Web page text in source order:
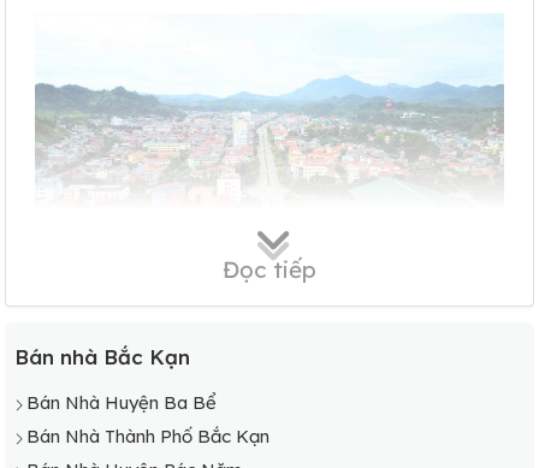
Loại hình biệt thự nghỉ dưỡng chỉ thực sự phát triển ở
những khu vực có nhiều thắng cảnh đẹp thích hợp để phát
triển du lịch. Trong đó không thể không nhắc đến hàng
loạt những dự án chất lượng được xây dựng quanh khu du
Đọc tiếp
Bán nhà Bắc Kạn
Bán Nhà Huyện Ba Bể
Bán Nhà Thành Phố Bắc Kạn